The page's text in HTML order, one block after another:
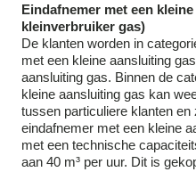
Eindafnemer met een
kleinverbruiker gas)
De klanten worden in
met een kleine aansluiting
aansluiting gas. Binnen de
kleine aansluiting gas kan
tussen particuliere klanten
eindafnemer met een kleine
met een technische
aan 40 m³ per uur. Dit is